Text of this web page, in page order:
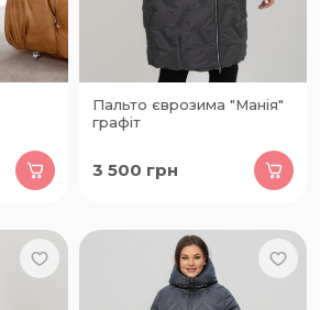
Пальто єврозима "Манія"
графіт
3 500 грн